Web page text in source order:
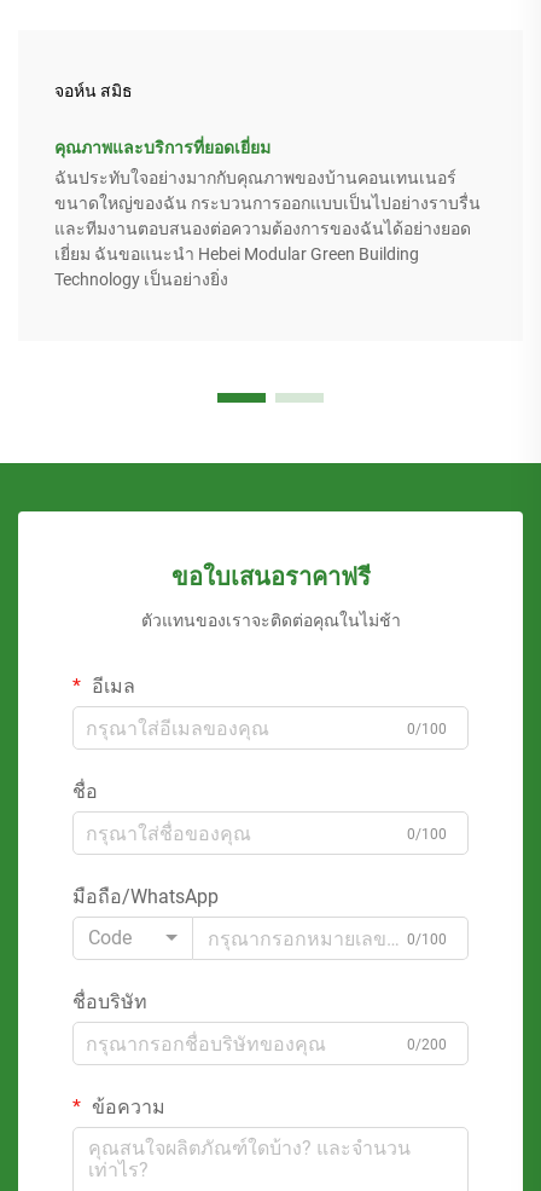
จอห์น สมิธ
คุณภาพและบริการที่ยอดเยี่ยม
ฉันประทับใจอย่างมากกับคุณภาพของบ้านคอนเทนเนอร์
ขนาดใหญ่ของฉัน กระบวนการออกแบบเป็นไปอย่างราบรื่น
และทีมงานตอบสนองต่อความต้องการของฉันได้อย่างยอด
เยี่ยม ฉันขอแนะนำ Hebei Modular Green Building
Technology เป็นอย่างยิ่ง
ขอใบเสนอราคาฟรี
ตัวแทนของเราจะติดต่อคุณในไม่ช้า
อีเมล
0/100
ชื่อ
0/100
มือถือ/WhatsApp
Code
0/100
ชื่อบริษัท
0/200
ข้อความ